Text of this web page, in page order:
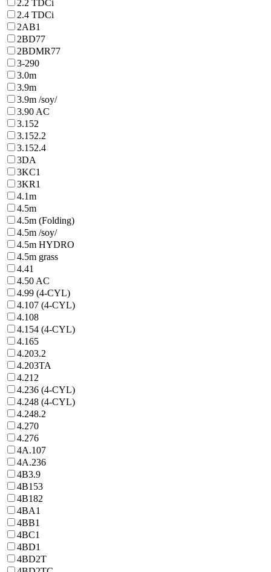
2.2 TDCi
2.4 TDCi
2AB1
2BD77
2BDMR77
3-290
3.0m
3.9m
3.9m /soy/
3.90 AC
3.152
3.152.2
3.152.4
3DA
3KC1
3KR1
4.1m
4.5m
4.5m (Folding)
4.5m /soy/
4.5m HYDRO
4.5m grass
4.41
4.50 AC
4.99 (4-CYL)
4.107 (4-CYL)
4.108
4.154 (4-CYL)
4.165
4.203.2
4.203TA
4.212
4.236 (4-CYL)
4.248 (4-CYL)
4.248.2
4.270
4.276
4A.107
4A.236
4B3.9
4B153
4B182
4BA1
4BB1
4BC1
4BD1
4BD2T